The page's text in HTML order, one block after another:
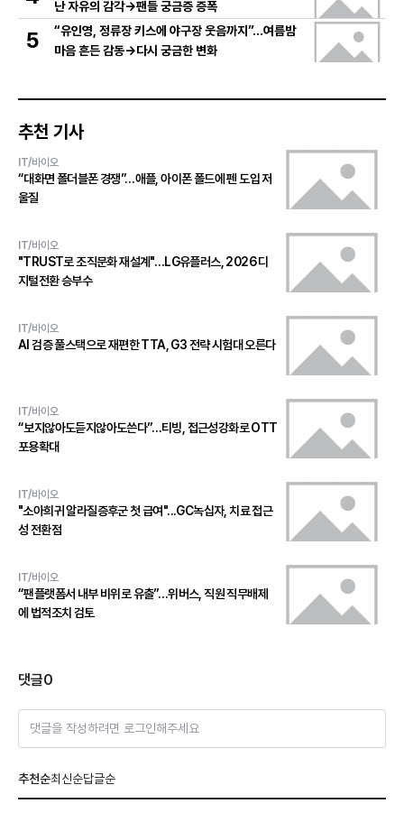
난 자유의 감각→팬들 궁금증 증폭
5
“유인영, 정류장 키스에 야구장 웃음까지”…여름밤
마음 흔든 감동→다시 궁금한 변화
추천 기사
IT/바이오
“대화면 폴더블폰 경쟁”…애플, 아이폰 폴드에 펜 도입 저
울질
IT/바이오
"TRUST로 조직문화 재설계"…LG유플러스, 2026 디
지털전환 승부수
IT/바이오
AI 검증 풀스택으로 재편한 TTA, G3 전략 시험대 오른다
IT/바이오
“보지않아도듣지않아도쓴다”…티빙, 접근성강화로 OTT
포용확대
IT/바이오
"소아희귀 알라질증후군 첫 급여"...GC녹십자, 치료 접근
성 전환점
IT/바이오
“팬플랫폼서 내부 비위로 유출”…위버스, 직원 직무배제
에 법적조치 검토
댓글0
댓글을 작성하려면 로그인해주세요
추천순최신순답글순